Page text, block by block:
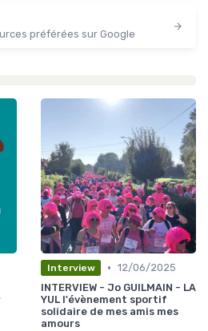
préférées sur Google
Interview • 12/06/2025
INTERVIEW - Jo GUILMAIN - LA
YUL l'évènement sportif
solidaire de mes amis mes
amours